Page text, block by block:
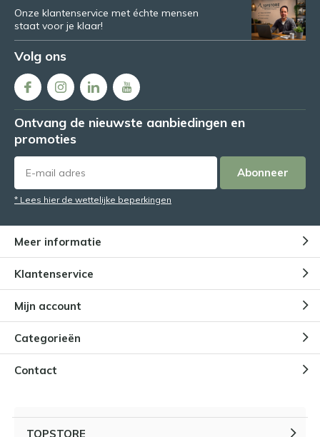
Onze klantenservice met échte mensen
staat voor je klaar!
Volg ons
Ontvang de nieuwste aanbiedingen en
promoties
Abonneer
* Lees hier de wettelijke beperkingen
Meer informatie
Klantenservice
Mijn account
Categorieën
Contact
TOPSTORE